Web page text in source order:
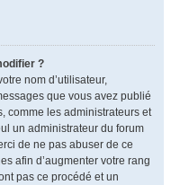
?
nom d’utilisateur,
que vous avez publié
comme les administrateurs et
un administrateur du forum
de ne pas abuser de ce
afin d’augmenter votre rang
pas ce procédé et un